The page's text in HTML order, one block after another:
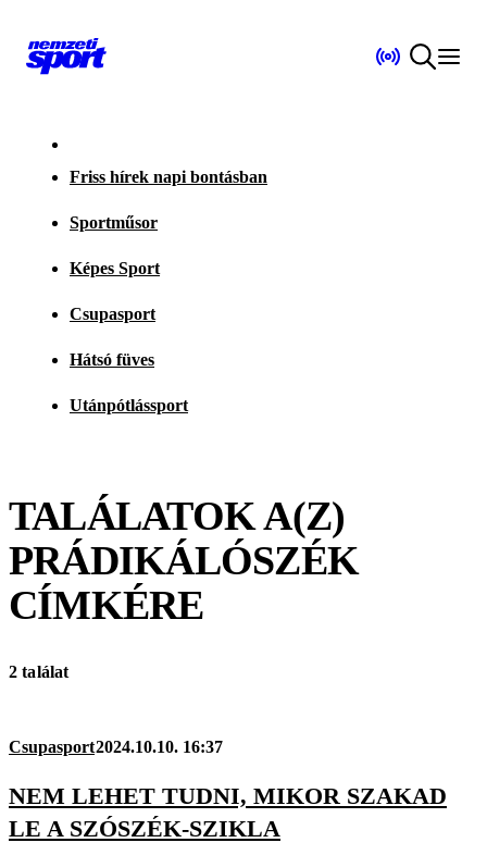
Friss hírek napi bontásban
Sportműsor
Képes Sport
Csupasport
Hátsó füves
Utánpótlássport
TALÁLATOK A(Z)
PRÁDIKÁLÓSZÉK
CÍMKÉRE
2 találat
Csupasport2024.10.10. 16:37
NEM LEHET TUDNI, MIKOR SZAKAD
LE A SZÓSZÉK-SZIKLA